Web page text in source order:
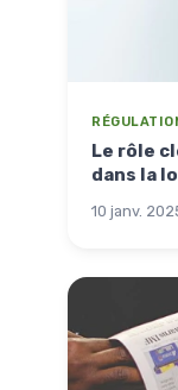
Le rôle
dans la
10 janv.